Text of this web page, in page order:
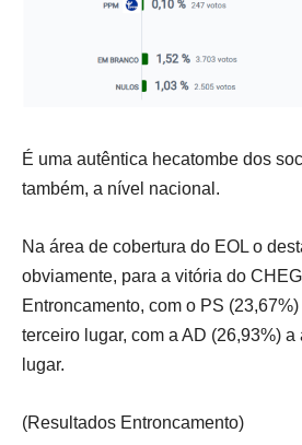
É uma autêntica hecatombe dos
também, a nível nacional.
Na área de cobertura do EOL o
obviamente, para a vitória do
Entroncamento, com o PS
terceiro lugar, com a AD (26,93%)
lugar.
(Resultados Entroncamento)